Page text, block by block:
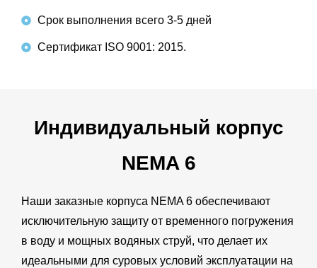
Срок выполнения всего 3-5 дней
Сертификат ISO 9001: 2015.
Индивидуальный корпус
NEMA 6
Наши заказные корпуса NEMA 6 обеспечивают
исключительную защиту от временного погружения
в воду и мощных водяных струй, что делает их
идеальными для суровых условий эксплуатации на